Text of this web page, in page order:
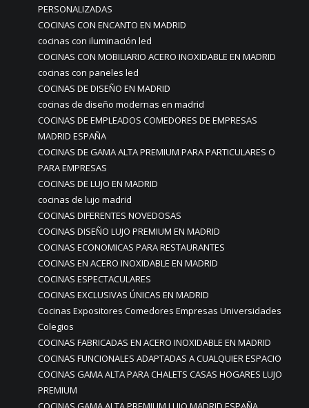
PERSONALIZADAS
COCINAS CON ENCANTO EN MADRID
cocinas con iluminación led
COCINAS CON MOBILIARIO ACERO INOXIDABLE EN MADRID
cocinas con paneles led
COCINAS DE DISEÑO EN MADRID
cocinas de diseño modernas en madrid
COCINAS DE EMPLEADOS COMEDORES DE EMPRESAS
MADRID ESPAÑA
COCINAS DE GAMA ALTA PREMIUM PARA PARTICULARES O
PARA EMPRESAS
COCINAS DE LUJO EN MADRID
cocinas de lujo madrid
COCINAS DIFERENTES NOVEDOSAS
COCINAS DISEÑO LUJO PREMIUM EN MADRID
COCINAS ECONOMICAS PARA RESTAURANTES
COCINAS EN ACERO INOXIDABLE EN MADRID
COCINAS ESPECTACULARES
COCINAS EXCLUSIVAS ÚNICAS EN MADRID
Cocinas Expositores Comedores Empresas Universidades
Colegios
COCINAS FABRICADAS EN ACERO INOXIDABLE EN MADRID
COCINAS FUNCIONALES ADAPTADAS A CUALQUIER ESPACIO
COCINAS GAMA ALTA PARA CHALETS CASAS HOGARES LUJO
PREMIUM